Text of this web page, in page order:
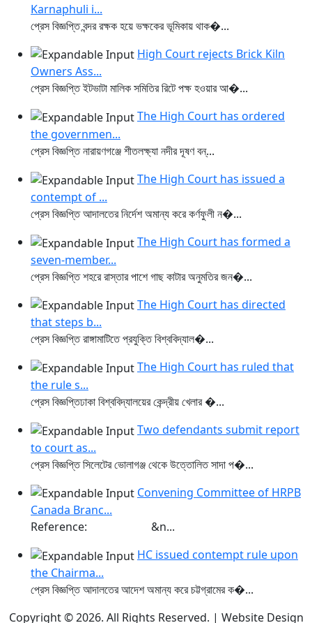
Karnaphuli i...
প্রেস বিজ্ঞপ্তি বন্দর রক্ষক হয়ে ভক্ষকের ভূমিকায় থাক�...
High Court rejects Brick Kiln
Owners Ass...
প্রেস বিজ্ঞপ্তি ইটভাটা মালিক সমিতির রিটে পক্ষ হওয়ার আ�...
The High Court has ordered
the governmen...
প্রেস বিজ্ঞপ্তি নারায়ণগঞ্জে শীতলক্ষ্যা নদীর দূষণ বন্...
The High Court has issued a
contempt of ...
প্রেস বিজ্ঞপ্তি আদালতের নির্দেশ অমান্য করে কর্ণফুলী ন�...
The High Court has formed a
seven-member...
প্রেস বিজ্ঞপ্তি শহরে রাস্তার পাশে গাছ কাটার অনুমতির জন�...
The High Court has directed
that steps b...
প্রেস বিজ্ঞপ্তি রাঙ্গামাটিতে প্রযুক্তি বিশ্ববিদ্যাল�...
The High Court has ruled that
the rule s...
প্রেস বিজ্ঞপ্তিঢাকা বিশ্ববিদ্যালয়ের কেন্দ্রীয় খেলার �...
Two defendants submit report
to court as...
প্রেস বিজ্ঞপ্তি সিলেটের ভোলাগঞ্জ থেকে উত্তোলিত সাদা প�...
Convening Committee of HRPB
Canada Branc...
Reference: &n...
HC issued contempt rule upon
the Chairma...
প্রেস বিজ্ঞপ্তি আদালতের আদেশ অমান্য করে চট্টগ্রামের ক�...
Copyright © 2026. All Rights Reserved. | Website Design